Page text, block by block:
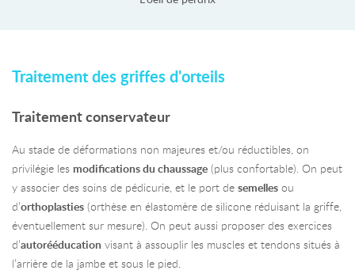
Traitement des griffes d'orteils
Traitement conservateur
Au stade de déformations non majeures et/ou réductibles, on
privilégie les modifications du chaussage (plus confortable). On peut
y associer des soins de pédicurie, et le port de semelles ou
d’orthoplasties (orthèse en élastomère de silicone réduisant la griffe,
éventuellement sur mesure). On peut aussi proposer des exercices
d’autorééducation visant à assouplir les muscles et tendons situés à
l’arrière de la jambe et sous le pied.